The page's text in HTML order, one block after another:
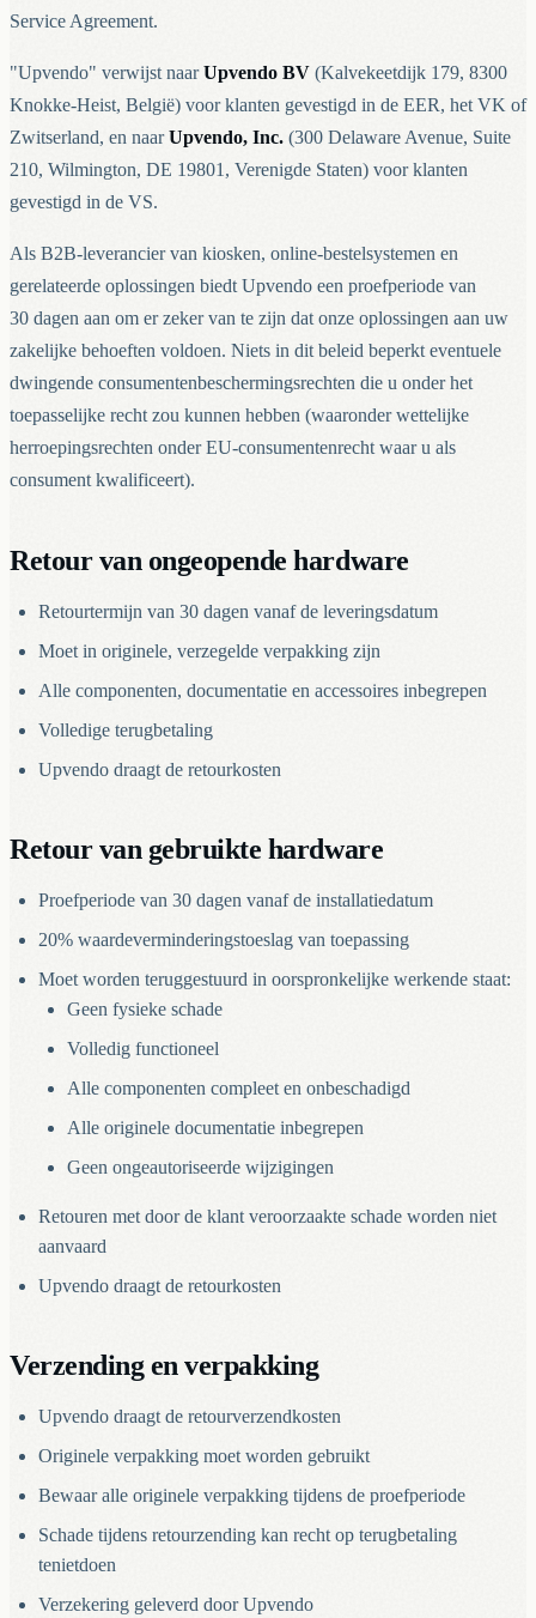
Service Agreement.
"Upvendo" verwijst naarUpvendo BV (Kalvekeetdijk 179, 8300
Knokke-Heist, België) voor klanten gevestigd in de EER, het VK of
Zwitserland, en naarUpvendo, Inc. (300 Delaware Avenue, Suite
210, Wilmington, DE 19801, Verenigde Staten) voor klanten
gevestigd in de VS.
Als B2B-leverancier van kiosken, online-bestelsystemen en
gerelateerde oplossingen biedt Upvendo een proefperiode van
30 dagen aan om er zeker van te zijn dat onze oplossingen aan uw
zakelijke behoeften voldoen. Niets in dit beleid beperkt eventuele
dwingende consumentenbeschermingsrechten die u onder het
toepasselijke recht zou kunnen hebben (waaronder wettelijke
herroepingsrechten onder EU-consumentenrecht waar u als
consument kwalificeert).
Retour van ongeopende hardware
Retourtermijn van 30 dagen vanaf de leveringsdatum
Moet in originele, verzegelde verpakking zijn
Alle componenten, documentatie en accessoires inbegrepen
Volledige terugbetaling
Upvendo draagt de retourkosten
Retour van gebruikte hardware
Proefperiode van 30 dagen vanaf de installatiedatum
20% waardeverminderingstoeslag van toepassing
Moet worden teruggestuurd in oorspronkelijke werkende staat:
Geen fysieke schade
Volledig functioneel
Alle componenten compleet en onbeschadigd
Alle originele documentatie inbegrepen
Geen ongeautoriseerde wijzigingen
Retouren met door de klant veroorzaakte schade worden niet
aanvaard
Upvendo draagt de retourkosten
Verzending en verpakking
Upvendo draagt de retourverzendkosten
Originele verpakking moet worden gebruikt
Bewaar alle originele verpakking tijdens de proefperiode
Schade tijdens retourzending kan recht op terugbetaling
tenietdoen
Verzekering geleverd door Upvendo